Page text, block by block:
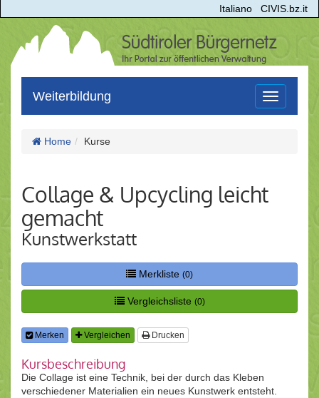
Italiano CIVIS.bz.it
Toggle
navigation
Weiterbildung
Home Kurse
Collage & Upcycling leicht
gemacht
Kunstwerkstatt
Merkliste (0)
Vergleichsliste (0)
Merken Vergleichen Drucken
Kursbeschreibung
Die Collage ist eine Technik, bei der durch das Kleben
verschiedener Materialien ein neues Kunstwerk entsteht.